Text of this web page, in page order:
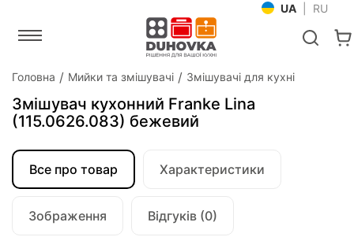
UA RU
Головна Мийки та змішувачі Змішувачі для кухні
Змішувач кухонний Franke Lina
(115.0626.083) бежевий
Все про товар Характеристики
Зображення Відгуків (0)